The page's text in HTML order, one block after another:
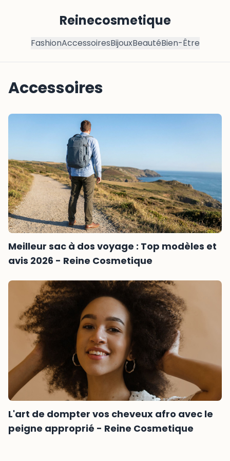
Reinecosmetique
FashionAccessoiresBijouxBeautéBien-Être
Accessoires
Meilleur sac à dos voyage : Top modèles et
avis 2026 - Reine Cosmetique
L'art de dompter vos cheveux afro avec le
peigne approprié - Reine Cosmetique